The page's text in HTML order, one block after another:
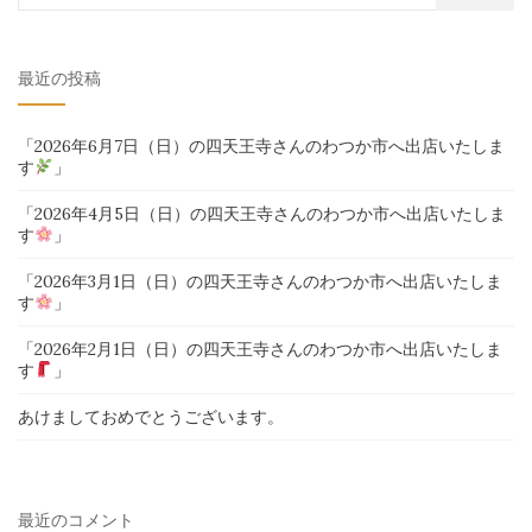
象:
最近の投稿
「2026年6月7日（日）の四天王寺さんのわつか市へ出店いたしま
す
」
「2026年4月5日（日）の四天王寺さんのわつか市へ出店いたしま
す
」
「2026年3月1日（日）の四天王寺さんのわつか市へ出店いたしま
す
」
「2026年2月1日（日）の四天王寺さんのわつか市へ出店いたしま
す
」
あけましておめでとうございます。
最近のコメント